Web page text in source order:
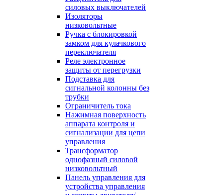
силовых выключателей
Изоляторы
низковольтные
Ручка с блокировкой
замком для кулачкового
переключателя
Реле электронное
защиты от перегрузки
Подставка для
сигнальной колонны без
трубки
Ограничитель тока
Нажимная поверхность
аппарата контроля и
сигнализации для цепи
управления
Трансформатор
однофазный силовой
низковольтный
Панель управления для
устройства управления